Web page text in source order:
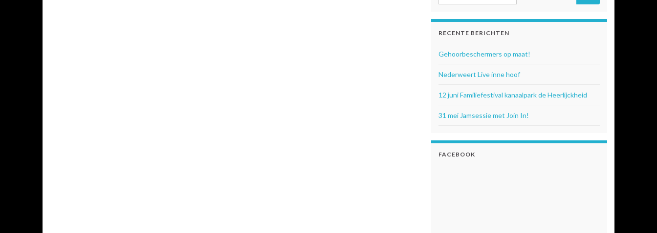
RECENTE BERICHTEN
Gehoorbeschermers op maat!
Nederweert Live inne hoof
12 juni Familiefestival kanaalpark de Heerlijckheid
31 mei Jamsessie met Join In!
FACEBOOK